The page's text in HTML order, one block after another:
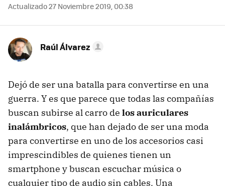
Actualizado 27 Noviembre 2019, 00:38
Raúl Álvarez
Dejó de ser una batalla para convertirse en una
guerra. Y es que parece que todas las compañías
buscan subirse al carro de los auriculares
inalámbricos, que han dejado de ser una moda
para convertirse en uno de los accesorios casi
imprescindibles de quienes tienen un
smartphone y buscan escuchar música o
cualquier tipo de audio sin cables. Una